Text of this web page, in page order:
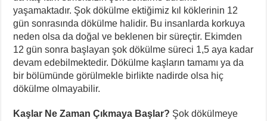
yaşamaktadır. Şok dökülme ektiğimiz kıl köklerinin 12
gün sonrasında dökülme halidir. Bu insanlarda korkuya
neden olsa da doğal ve beklenen bir süreçtir. Ekimden
12 gün sonra başlayan şok dökülme süreci 1,5 aya kadar
devam edebilmektedir. Dökülme kaşların tamamı ya da
bir bölümünde görülmekle birlikte nadirde olsa hiç
dökülme olmayabilir.
Kaşlar Ne Zaman Çıkmaya Başlar? Şok dökülmeye